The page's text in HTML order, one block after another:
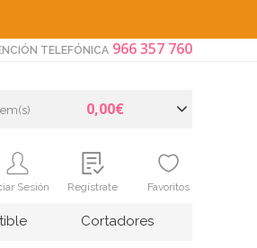
TELEFÓNICA 966 357 760
0,00€
Sesión Regístrate Favoritos
Cortadores